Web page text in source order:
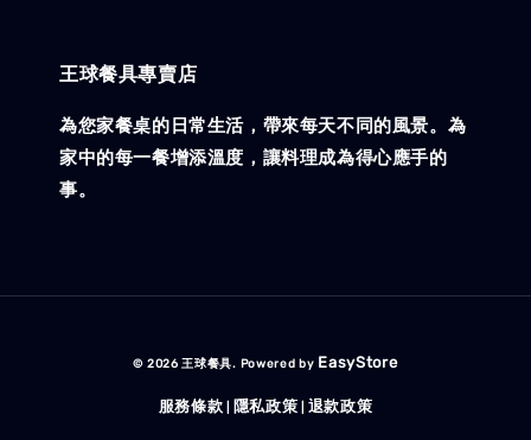
王球餐具專賣店
為您家餐桌的日常生活，帶來每天不同的風景。為
家中的每一餐增添溫度，讓料理成為得心應手的
事。
© 2026 王球餐具. Powered by EasyStore
服務條款 隱私政策 退款政策